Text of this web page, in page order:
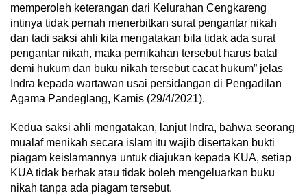
memperoleh keterangan dari Kelurahan Cengkareng
intinya tidak pernah menerbitkan surat pengantar nikah
dan tadi saksi ahli kita mengatakan bila tidak ada surat
pengantar nikah, maka pernikahan tersebut harus batal
demi hukum dan buku nikah tersebut cacat hukum” jelas
Indra kepada wartawan usai persidangan di Pengadilan
Agama Pandeglang, Kamis (29/4/2021).
Kedua saksi ahli mengatakan, lanjut Indra, bahwa seorang
mualaf menikah secara islam itu wajib disertakan bukti
piagam keislamannya untuk diajukan kepada KUA, setiap
KUA tidak berhak atau tidak boleh mengeluarkan buku
nikah tanpa ada piagam tersebut.